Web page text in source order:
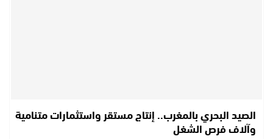
الصيد البحري بالمغرب.. إنتاج مستقر واستثمارات متنامية
وآلاف فرص الشغل